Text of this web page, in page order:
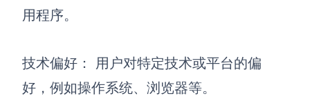
用程序。
技术偏好： 用户对特定技术或平台的偏
好，例如操作系统、浏览器等。